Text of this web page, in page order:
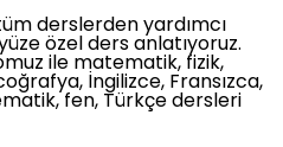
derslerden yardımcı
özel ders anlatıyoruz.
ile matematik, fizik,
İngilizce, Fransızca,
fen, Türkçe dersleri